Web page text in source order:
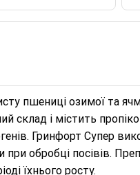
пшениці озимої та
склад і містить
Гринфорт Супер
обробці посівів.
їхнього росту.